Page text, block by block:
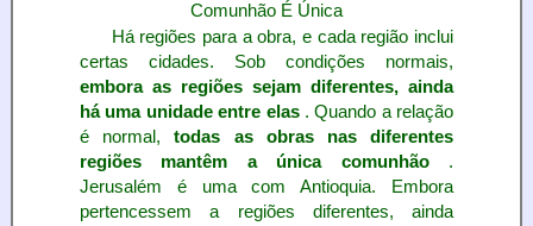
Comunhão É Única
Há regiões para a obra, e cada região inclui
certas cidades. Sob condições normais,
embora as regiões sejam diferentes, ainda
há uma unidade entre elas . Quando a relação
é normal,todas as obras nas diferentes
regiões mantêm a única comunhão .
Jerusalém é uma com Antioquia. Embora
pertencessem a regiões diferentes, ainda